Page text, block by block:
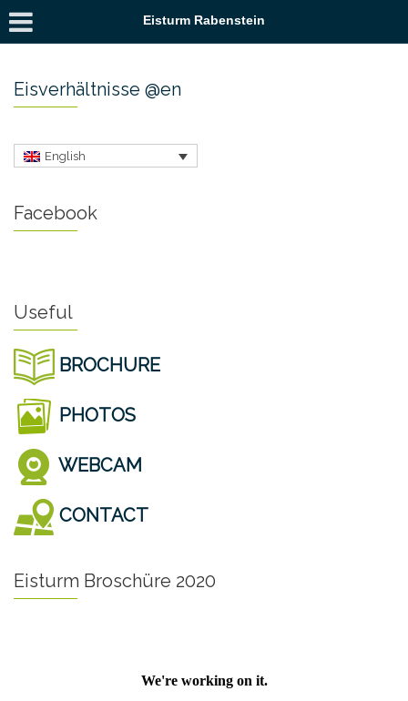
Eisturm Rabenstein
Eisverhältnisse @en
English
Facebook
Useful
BROCHURE
PHOTOS
WEBCAM
CONTACT
Eisturm Broschüre 2020